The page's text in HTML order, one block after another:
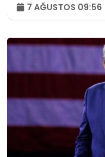
7 AĞUSTOS 09:56